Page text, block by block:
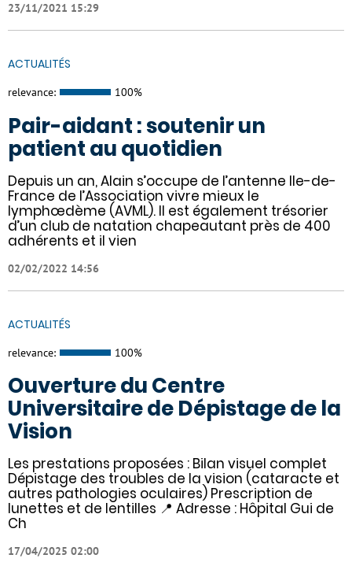
23/11/2021 15:29
ACTUALITÉS
relevance: 100%
Pair-aidant : soutenir un
patient au quotidien
Depuis un an, Alain s’occupe de l’antenne Ile-de-
France de l’Association vivre mieux le
lymphœdème (AVML). Il est également trésorier
d’un club de natation chapeautant près de 400
adhérents et il vien
02/02/2022 14:56
ACTUALITÉS
relevance: 100%
Ouverture du Centre
Universitaire de Dépistage de la
Vision
Les prestations proposées : Bilan visuel complet
Dépistage des troubles de la vision (cataracte et
autres pathologies oculaires) Prescription de
lunettes et de lentilles 📍 Adresse : Hôpital Gui de
Ch
17/04/2025 02:00